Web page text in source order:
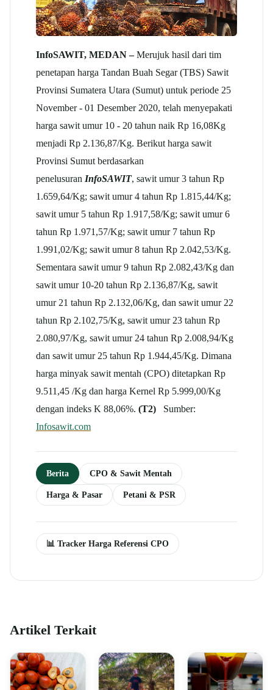
InfoSAWIT, MEDAN –Merujuk hasil dari tim
penetapan harga Tandan Buah Segar (TBS) Sawit
Provinsi Sumatera Utara (Sumut) untuk periode 25
November - 01 Desember 2020, telah menyepakati
harga sawit umur 10 - 20 tahun naik Rp 16,08Kg
menjadi Rp 2.136,87/Kg. Berikut harga sawit
Provinsi Sumut berdasarkan
penelusuran InfoSAWIT, sawit umur 3 tahun Rp
1.659,64/Kg; sawit umur 4 tahun Rp 1.815,44/Kg;
sawit umur 5 tahun Rp 1.917,58/Kg; sawit umur 6
tahun Rp 1.971,57/Kg; sawit umur 7 tahun Rp
1.991,02/Kg; sawit umur 8 tahun Rp 2.042,53/Kg.
Sementara sawit umur 9 tahun Rp 2.082,43/Kg dan
sawit umur 10-20 tahun Rp 2.136,87/Kg, sawit
umur 21 tahun Rp 2.132,06/Kg, dan sawit umur 22
tahun Rp 2.102,75/Kg, sawit umur 23 tahun Rp
2.080,97/Kg, sawit umur 24 tahun Rp 2.008,94/Kg
dan sawit umur 25 tahun Rp 1.944,45/Kg. Dimana
harga minyak sawit mentah (CPO) ditetapkan Rp
9.511,45 /Kg dan harga Kernel Rp 5.999,00/Kg
dengan indeks K 88,06%. (T2) Sumber:
Infosawit.com
Berita CPO & Sawit Mentah
Harga & Pasar Petani & PSR
📊 Tracker Harga Referensi CPO
Artikel Terkait